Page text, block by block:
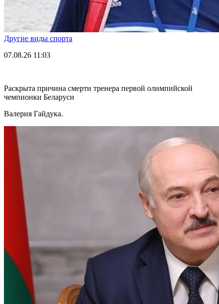
Другие виды спорта
07.08.26 11:03
Раскрыта причина смерти тренера первой олимпийской
чемпионки Беларуси
Валерия Гайдука.